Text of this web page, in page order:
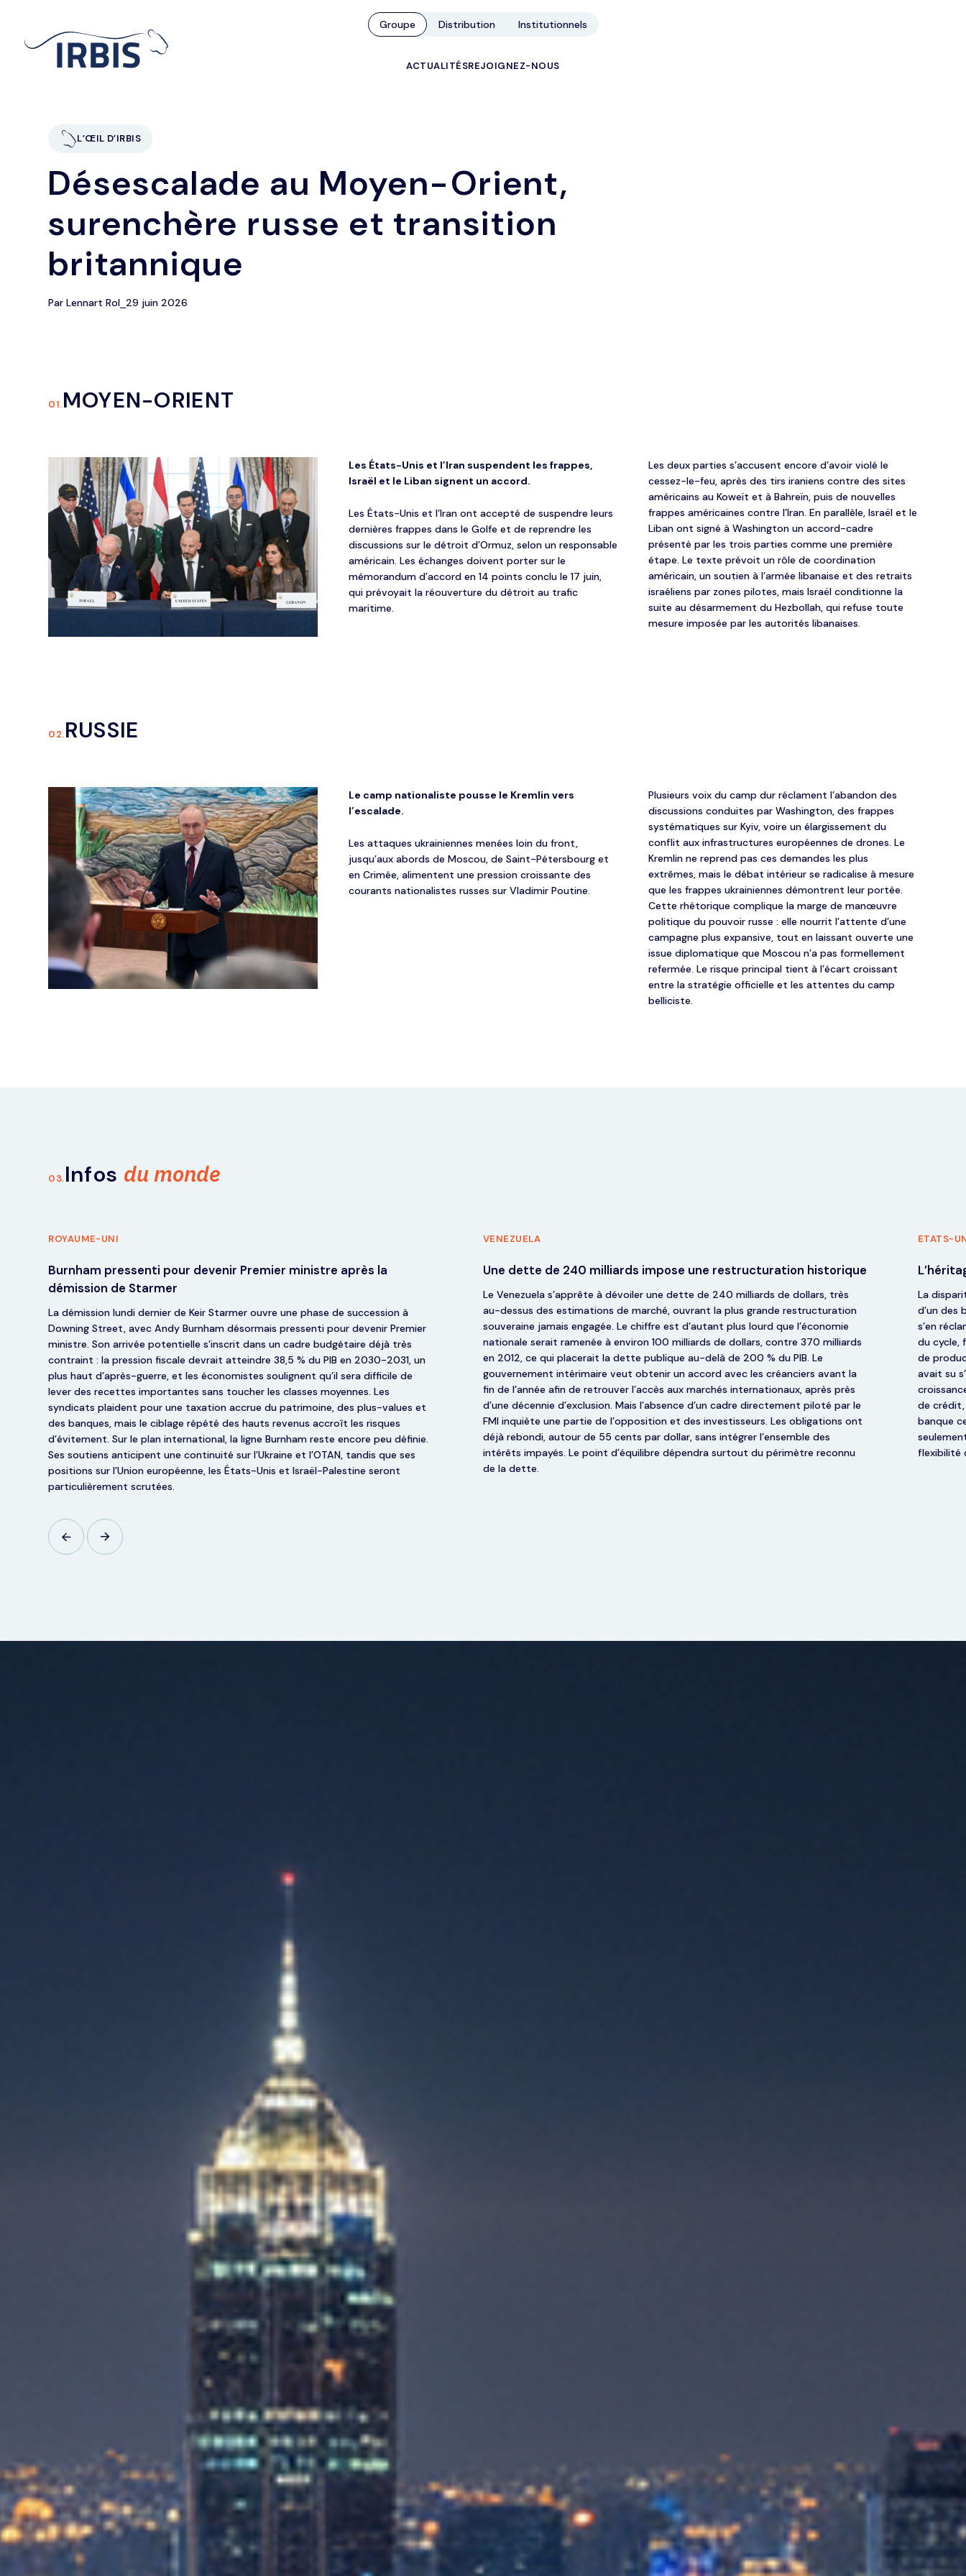
Groupe Distribution Institutionnels
ACTUALITÉSREJOIGNEZ-NOUS
L’ŒIL D’IRBIS
Désescalade au Moyen-Orient,
surenchère russe et transition
britannique
Par Lennart Rol 29 juin 2026
01.MOYEN-ORIENT
Les États-Unis et l’Iran suspendent les frappes,
Israël et le Liban signent un accord.
Les États-Unis et l’Iran ont accepté de suspendre leurs
dernières frappes dans le Golfe et de reprendre les
discussions sur le détroit d’Ormuz, selon un responsable
américain. Les échanges doivent porter sur le
mémorandum d’accord en 14 points conclu le 17 juin,
qui prévoyait la réouverture du détroit au trafic
maritime.
Les deux parties s’accusent encore d’avoir violé le
cessez-le-feu, après des tirs iraniens contre des sites
américains au Koweït et à Bahreïn, puis de nouvelles
frappes américaines contre l’Iran. En parallèle, Israël et le
Liban ont signé à Washington un accord-cadre
présenté par les trois parties comme une première
étape. Le texte prévoit un rôle de coordination
américain, un soutien à l’armée libanaise et des retraits
israéliens par zones pilotes, mais Israël conditionne la
suite au désarmement du Hezbollah, qui refuse toute
mesure imposée par les autorités libanaises.
02.RUSSIE
Le camp nationaliste pousse le Kremlin vers
l’escalade.
Les attaques ukrainiennes menées loin du front,
jusqu’aux abords de Moscou, de Saint-Pétersbourg et
en Crimée, alimentent une pression croissante des
courants nationalistes russes sur Vladimir Poutine.
Plusieurs voix du camp dur réclament l’abandon des
discussions conduites par Washington, des frappes
systématiques sur Kyiv, voire un élargissement du
conflit aux infrastructures européennes de drones. Le
Kremlin ne reprend pas ces demandes les plus
extrêmes, mais le débat intérieur se radicalise à mesure
que les frappes ukrainiennes démontrent leur portée.
Cette rhétorique complique la marge de manœuvre
politique du pouvoir russe : elle nourrit l’attente d’une
campagne plus expansive, tout en laissant ouverte une
issue diplomatique que Moscou n’a pas formellement
refermée. Le risque principal tient à l’écart croissant
entre la stratégie officielle et les attentes du camp
belliciste.
03.Infos du monde
ROYAUME-UNI
Burnham pressenti pour devenir Premier ministre après la
démission de Starmer
La démission lundi dernier de Keir Starmer ouvre une phase de succession à
Downing Street, avec Andy Burnham désormais pressenti pour devenir Premier
ministre. Son arrivée potentielle s’inscrit dans un cadre budgétaire déjà très
contraint : la pression fiscale devrait atteindre 38,5 % du PIB en 2030-2031, un
plus haut d’après-guerre, et les économistes soulignent qu’il sera difficile de
lever des recettes importantes sans toucher les classes moyennes. Les
syndicats plaident pour une taxation accrue du patrimoine, des plus-values et
des banques, mais le ciblage répété des hauts revenus accroît les risques
d’évitement. Sur le plan international, la ligne Burnham reste encore peu définie.
Ses soutiens anticipent une continuité sur l’Ukraine et l’OTAN, tandis que ses
positions sur l’Union européenne, les États-Unis et Israël-Palestine seront
particulièrement scrutées.
VENEZUELA
Une dette de 240 milliards impose une restructuration historique
Le Venezuela s’apprête à dévoiler une dette de 240 milliards de dollars, très
au-dessus des estimations de marché, ouvrant la plus grande restructuration
souveraine jamais engagée. Le chiffre est d’autant plus lourd que l’économie
nationale serait ramenée à environ 100 milliards de dollars, contre 370 milliards
en 2012, ce qui placerait la dette publique au-delà de 200 % du PIB. Le
gouvernement intérimaire veut obtenir un accord avec les créanciers avant la
fin de l’année afin de retrouver l’accès aux marchés internationaux, après près
d’une décennie d’exclusion. Mais l’absence d’un cadre directement piloté par le
FMI inquiète une partie de l’opposition et des investisseurs. Les obligations ont
déjà rebondi, autour de 55 cents par dollar, sans intégrer l’ensemble des
intérêts impayés. Le point d’équilibre dépendra surtout du périmètre reconnu
de la dette.
ETATS-
La
d’un des
s’en
du cycle,
de
avait su
de crédit,
banque
flexibilité